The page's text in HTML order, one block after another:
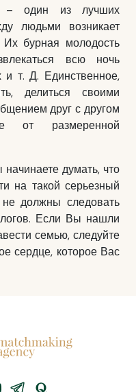
– один из лучших
людьми возникает
бурная молодость
всю ночь
и т. Д. Единственное,
делиться своими
друг с другом
от размеренной
думать, что
на такой серьезный
должны следовать
Если Вы нашли
семью, следуйте
сердце, которое Вас